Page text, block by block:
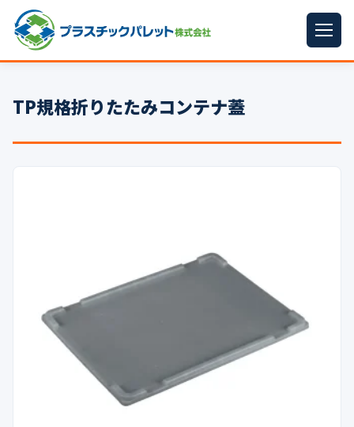
パレットサイズ
プラパレット ▼
イラン情勢まとめ
TP規格折りたたみコンテナ蓋